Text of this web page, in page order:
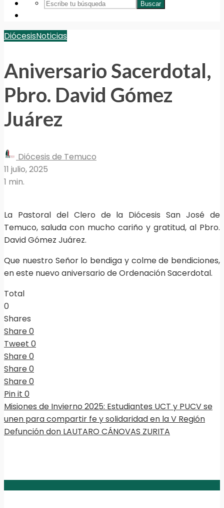
Buscar
DiócesisNoticias
Aniversario Sacerdotal,
Pbro. David Gómez
Juárez
Diócesis de Temuco
11 julio, 2025
1 min.
La Pastoral del Clero de la Diócesis San José de
Temuco, saluda con mucho cariño y gratitud, al Pbro.
David Gómez Juárez.
Que nuestro Señor lo bendiga y colme de bendiciones,
en este nuevo aniversario de Ordenación Sacerdotal.
Total
0
Shares
Share0
Tweet 0
Share0
Share0
Share0
Pin it 0
Misiones de Invierno 2025: Estudiantes UCT y PUCV se
unen para compartir fe y solidaridad en la V Región
Defunción don LAUTARO CÁNOVAS ZURITA